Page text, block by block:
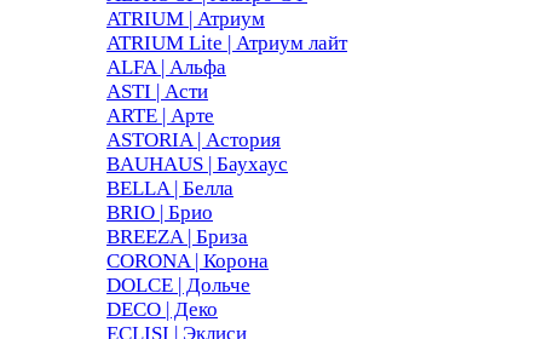
ATRIUM | Атриум
ATRIUM Lite | Атриум лайт
ALFA | Альфа
ASTI | Асти
ARTE | Арте
ASTORIA | Астория
BAUHAUS | Баухаус
BELLA | Белла
BRIO | Брио
BREEZA | Бриза
CORONA | Корона
DOLCE | Дольче
DECO | Деко
ECLISI | Эклиси